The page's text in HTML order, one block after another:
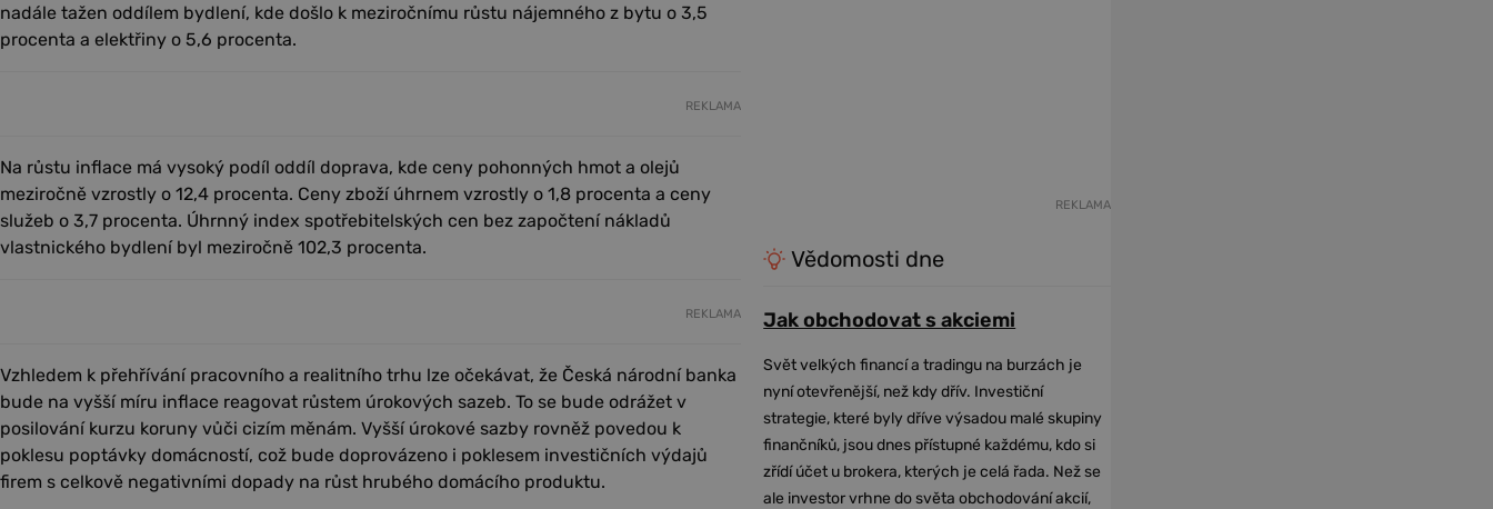
nadále tažen oddílem bydlení, kde došlo k meziročnímu růstu nájemného z bytu o 3,5
procenta a elektřiny o 5,6 procenta.
REKLAMA
Na růstu inflace má vysoký podíl oddíl doprava, kde ceny pohonných hmot a olejů
meziročně vzrostly o 12,4 procenta. Ceny zboží úhrnem vzrostly o 1,8 procenta a ceny
služeb o 3,7 procenta. Úhrnný index spotřebitelských cen bez započtení nákladů
vlastnického bydlení byl meziročně 102,3 procenta.
REKLAMA
Vzhledem k přehřívání pracovního a realitního trhu lze očekávat, že Česká národní banka
bude na vyšší míru inflace reagovat růstem úrokových sazeb. To se bude odrážet v
posilování kurzu koruny vůči cizím měnám. Vyšší úrokové sazby rovněž povedou k
poklesu poptávky domácností, což bude doprovázeno i poklesem investičních výdajů
firem s celkově negativními dopady na růst hrubého domácího produktu.
REKLAMA
Vědomosti dne
Jak obchodovat s akciemi
Svět velkých financí a tradingu na burzách je
nyní otevřenější, než kdy dřív. Investiční
strategie, které byly dříve výsadou malé skupiny
finančníků, jsou dnes přístupné každému, kdo si
zřídí účet u brokera, kterých je celá řada. Než se
ale investor vrhne do světa obchodování akcií,